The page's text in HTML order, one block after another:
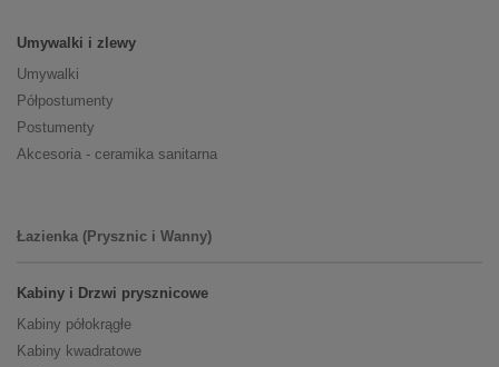
Umywalki i zlewy
Umywalki
Półpostumenty
Postumenty
Akcesoria - ceramika sanitarna
Łazienka (Prysznic i Wanny)
Kabiny i Drzwi prysznicowe
Kabiny półokrągłe
Kabiny kwadratowe